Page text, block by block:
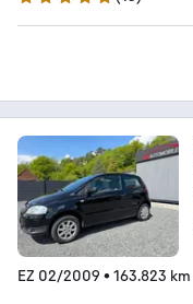
5 Sterne
EZ 02/2009 • 163.823 km